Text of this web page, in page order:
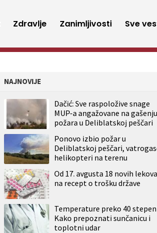
Zdravlje Zanimljivosti Sve
NAJNOVIJE
Dačić: Sve raspoložive snage
MUP-a angažovane na gašenju
požara u Deliblatskoj peščari
Ponovo izbio požar u
Deliblatskoj peščari,
helikopteri na terenu
Od 17. avgusta 18 novih lekova
na recept o trošku države
Temperature preko 40
Kako prepoznati sunčanicu i
toplotni udar